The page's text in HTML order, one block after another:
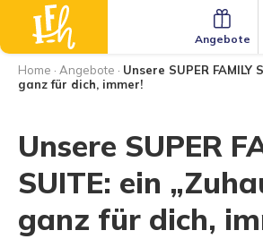
Angebote
Home · Angebote · Unsere SUPER FAMILY
ganz für dich, immer!
Unsere SUPER
SUITE: ein
ganz für dich,